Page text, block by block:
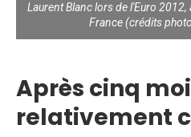
Laurent Blanc lors de l'Euro
France (crédits
Après cinq
relativement